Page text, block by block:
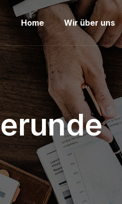
Home Wir über uns